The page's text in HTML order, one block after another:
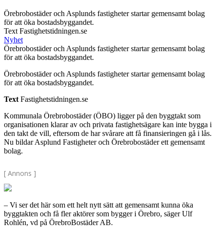
Örebrobostäder och Asplunds fastigheter startar gemensamt bolag
för att öka bostadsbyggandet.
Text Fastighetstidningen.se
Nyhet
Örebrobostäder och Asplunds fastigheter startar gemensamt bolag
för att öka bostadsbyggandet.
Örebrobostäder och Asplunds fastigheter startar gemensamt bolag
för att öka bostadsbyggandet.
Text Fastighetstidningen.se
Kommunala Örebrobostäder (ÖBO) ligger på den byggtakt som
organisationen klarar av och privata fastighetsägare kan inte bygga i
den takt de vill, eftersom de har svårare att få finansieringen gå i lås.
Nu bildar Asplund Fastigheter och Örebrobostäder ett gemensamt
bolag.
[ Annons ]
– Vi ser det här som ett helt nytt sätt att gemensamt kunna öka
byggtakten och få fler aktörer som bygger i Örebro, säger Ulf
Rohlén, vd på ÖrebroBostäder AB.